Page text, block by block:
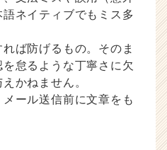
ネイティブでもミス多
ば防げるもの。そのま
怠るような丁寧さに欠
かねません。
ール送信前に文章をも